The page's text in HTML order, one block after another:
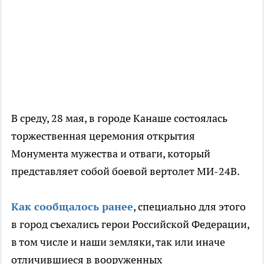
В среду, 28 мая, в городе Канаше состоялась
торжественная церемония открытия
Монумента мужества и отваги, который
представляет собой боевой вертолет МИ-24В.
Как сообщалось ранее, специально для этого
в город съехались герои Российской Федерации,
в том числе и наши земляки, так или иначе
отличившиеся в вооруженных